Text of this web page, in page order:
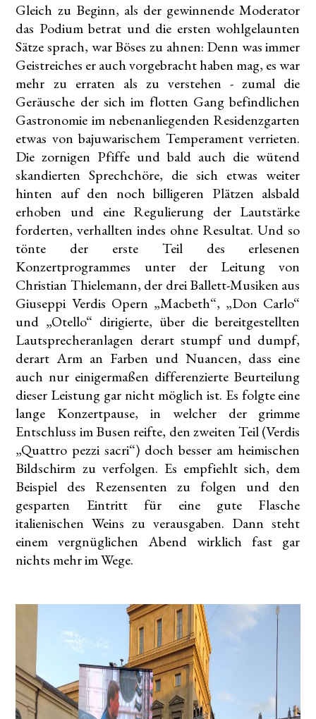
Gleich zu Beginn, als der gewinnende Moderator
das Podium betrat und die ersten wohlgelaunten
Sätze sprach, war Böses zu ahnen: Denn was immer
Geistreiches er auch vorgebracht haben mag, es war
mehr zu erraten als zu verstehen - zumal die
Geräusche der sich im flotten Gang befindlichen
Gastronomie im nebenanliegenden Residenzgarten
etwas von bajuwarischem Temperament verrieten.
Die zornigen Pfiffe und bald auch die wütend
skandierten Sprechchöre, die sich etwas weiter
hinten auf den noch billigeren Plätzen alsbald
erhoben und eine Regulierung der Lautstärke
forderten, verhallten indes ohne Resultat. Und so
tönte der erste Teil des erlesenen
Konzertprogrammes unter der Leitung von
Christian Thielemann, der drei Ballett-Musiken aus
Giuseppi Verdis Opern „Macbeth“, „Don Carlo“
und „Otello“ dirigierte, über die bereitgestellten
Lautsprecheranlagen derart stumpf und dumpf,
derart Arm an Farben und Nuancen, dass eine
auch nur einigermaßen differenzierte Beurteilung
dieser Leistung gar nicht möglich ist. Es folgte eine
lange Konzertpause, in welcher der grimme
Entschluss im Busen reifte, den zweiten Teil (Verdis
„Quattro pezzi sacri“) doch besser am heimischen
Bildschirm zu verfolgen. Es empfiehlt sich, dem
Beispiel des Rezensenten zu folgen und den
gesparten Eintritt für eine gute Flasche
italienischen Weins zu verausgaben. Dann steht
einem vergnüglichen Abend wirklich fast gar
nichts mehr im Wege.